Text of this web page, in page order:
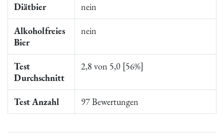
Diätbier nein
Alkoholfreies
Bier
nein
Test
Durchschnitt
2,8 von 5,0 [56%]
Test Anzahl 97 Bewertungen